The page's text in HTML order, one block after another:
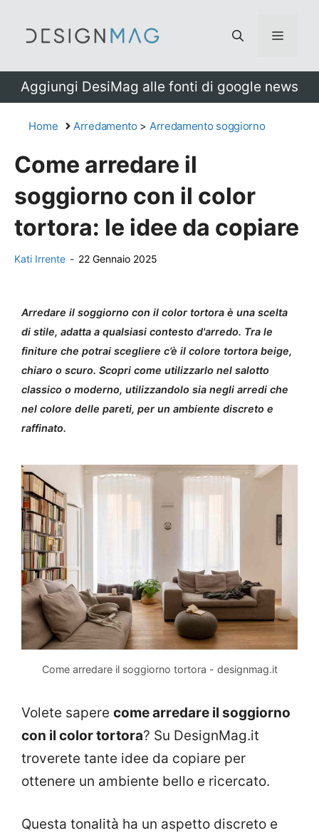
Menu
Aggiungi DesiMag alle fonti di google news
Home Arredamento > Arredamento soggiorno
Come arredare il
soggiorno con il color
tortora: le idee da copiare
Kati Irrente - 22 Gennaio 2025
Arredare il soggiorno con il color tortora è una scelta
di stile, adatta a qualsiasi contesto d'arredo. Tra le
finiture che potrai scegliere c’è il colore tortora beige,
chiaro o scuro. Scopri come utilizzarlo nel salotto
classico o moderno, utilizzandolo sia negli arredi che
nel colore delle pareti, per un ambiente discreto e
raffinato.
Come arredare il soggiorno tortora - designmag.it
Volete sapere come arredare il soggiorno
con il color tortora? Su DesignMag.it
troverete tante idee da copiare per
ottenere un ambiente bello e ricercato.
Questa tonalità ha un aspetto discreto e